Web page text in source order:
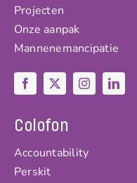
Projecten
Onze aanpak
Mannenemancipatie
Colofon
Accountability
Perskit